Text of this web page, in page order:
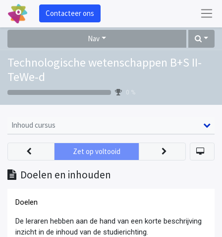
Contacteer ons
Nav
Technologische wetenschappen B+S II-
TeWe-d
0 %
Inhoud cursus
Doelen en inhouden
Zet op voltooid
Doelen
De leraren hebben aan de hand van een korte beschrijving
inzicht in de inhoud van de studierichting.